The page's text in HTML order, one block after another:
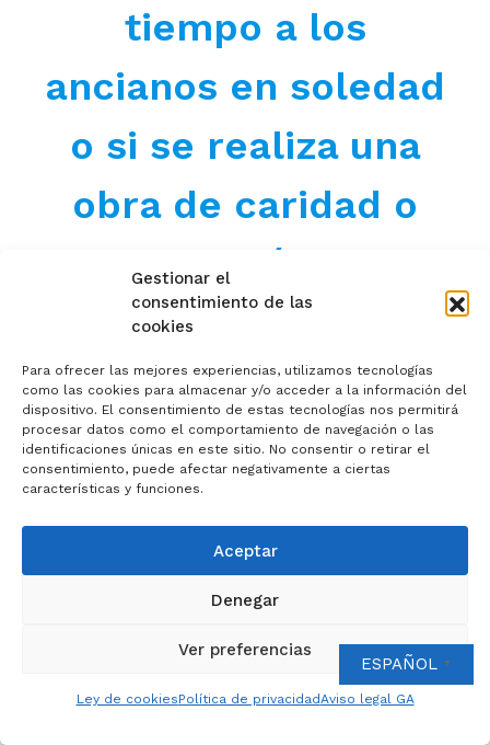
Gestionar el
consentimiento de las
cookies
Para ofrecer las mejores experiencias, utilizamos tecnologías
como las cookies para almacenar y/o acceder a la información del
dispositivo. El consentimiento de estas tecnologías nos permitirá
procesar datos como el comportamiento de navegación o las
identificaciones únicas en este sitio. No consentir o retirar el
consentimiento, puede afectar negativamente a ciertas
características y funciones.
Aceptar
Denegar
Ver preferencias
Ley de cookiesPolítica de privacidadAviso legal GA
tiempo a los
ancianos en soledad
o si se realiza una
obra de caridad o
peregrinación donde
ellos estén
presentes.
Continúa, así, el
camino del papa
Francisco, quien
quiso que
esta Jornada se
ESPAÑOL ▼